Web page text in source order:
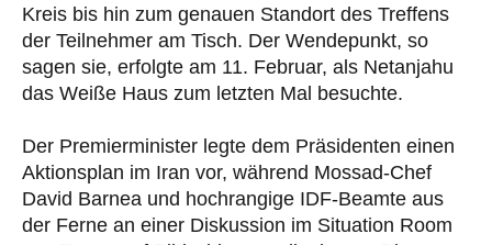
Kreis bis hin zum genauen Standort des Treffens
der Teilnehmer am Tisch. Der Wendepunkt, so
sagen sie, erfolgte am 11. Februar, als Netanjahu
das Weiße Haus zum letzten Mal besuchte.
Der Premierminister legte dem Präsidenten einen
Aktionsplan im Iran vor, während Mossad-Chef
David Barnea und hochrangige IDF-Beamte aus
der Ferne an einer Diskussion im Situation Room